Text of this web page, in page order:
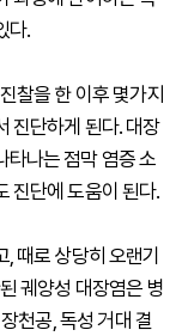
다.
찰을 한 이후 몇가지
진단하게 된다. 대장
타나는 점막 염증 소
진단에 도움이 된다.
때로 상당히 오랜기
궤양성 대장염은 병
천공, 독성 거대 결